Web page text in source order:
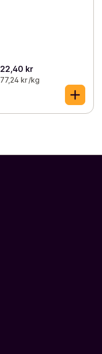
22,40 kr
77,24 kr /kg